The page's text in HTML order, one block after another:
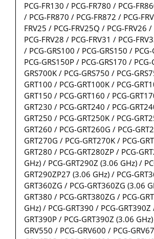
PCG-FR130 / PCG-FR780 / PCG-
/ PCG-FR870 / PCG-FR872 / PCG-
FRV25 / PCG-FRV25Q / PCG-FRV26
PCG-FRV28 / PCG-FRV31 / PCG-
/ PCG-GRS100 / PCG-GRS150 /
PCG-GRS150P / PCG-GRS170 /
GRS700K / PCG-GRS750 / PCG-
GRT100 / PCG-GRT100K / PCG-
GRT150 / PCG-GRT160 / PCG-
GRT230 / PCG-GRT240 / PCG-
GRT250 / PCG-GRT250K / PCG-
GRT260 / PCG-GRT260G / PCG-
GRT270G / PCG-GRT270K / PCG-
GRT280 / PCG-GRT280ZP / PCG-
GHz) / PCG-GRT290Z (3.06 GHz) /
GRT290ZP27 (3.06 GHz) / PCG-
GRT360ZG / PCG-GRT360ZG (3.06
GRT380 / PCG-GRT380ZG / PCG-
GHz) / PCG-GRT390 / PCG-GRT390Z
GRT390P / PCG-GRT390Z (3.06
GRV550 / PCG-GRV600 / PCG-